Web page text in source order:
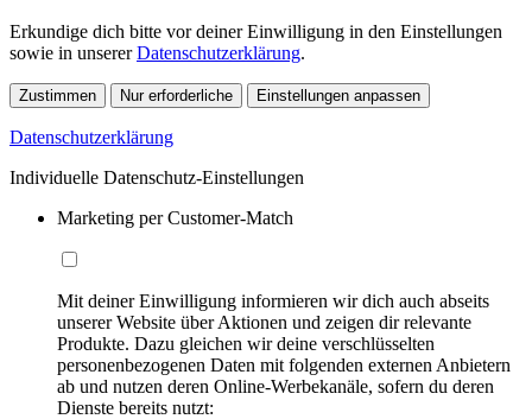
Erkundige dich bitte vor deiner Einwilligung in den Einstellungen
sowie in unsererDatenschutzerklärung.
Zustimmen Nur erforderliche Einstellungen anpassen
Datenschutzerklärung
Individuelle Datenschutz-Einstellungen
Marketing per Customer-Match
Mit deiner Einwilligung informieren wir dich auch abseits
unserer Website über Aktionen und zeigen dir relevante
Produkte. Dazu gleichen wir deine verschlüsselten
personenbezogenen Daten mit folgenden externen Anbietern
ab und nutzen deren Online-Werbekanäle, sofern du deren
Dienste bereits nutzt: